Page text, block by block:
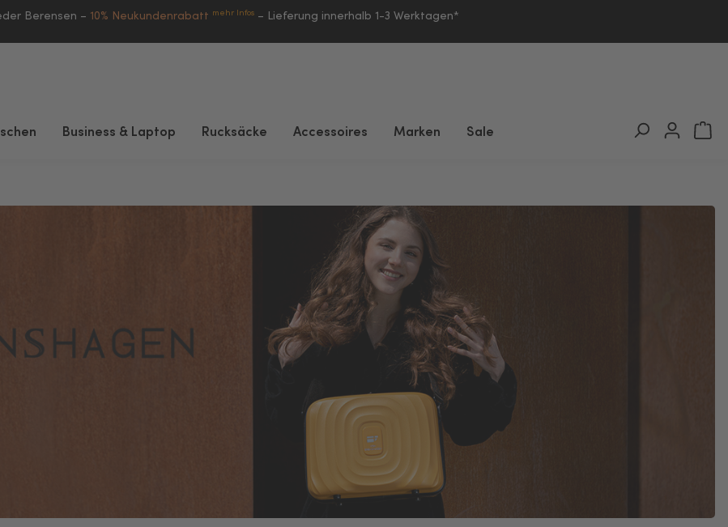
Berensen – 10% Neukundenrabatt mehr Infos – Lieferung innerhalb 1-3 Werktagen*
Business & Laptop Rucksäcke Accessoires Marken Sale